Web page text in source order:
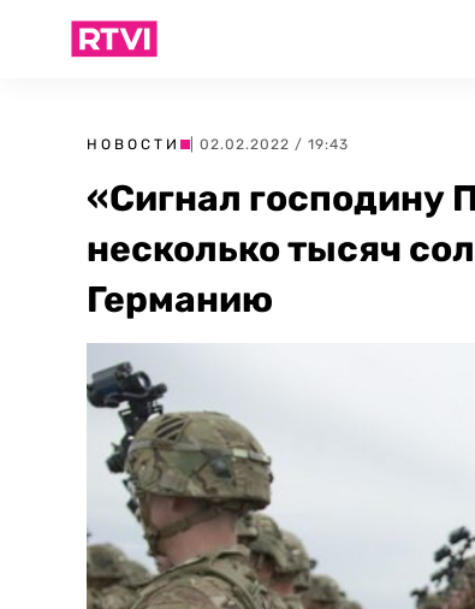
НОВОСТИ | 02.02.2022 / 19:43
«Сигнал господину
несколько тысяч
Германию